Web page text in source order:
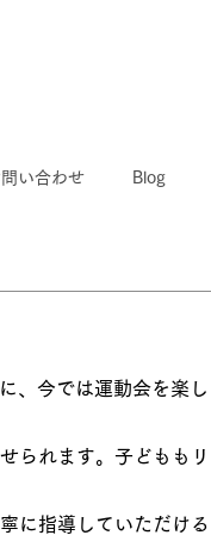
い合わせ Blog
、今では運動会を楽し
られます。子どももリ
に指導していただける